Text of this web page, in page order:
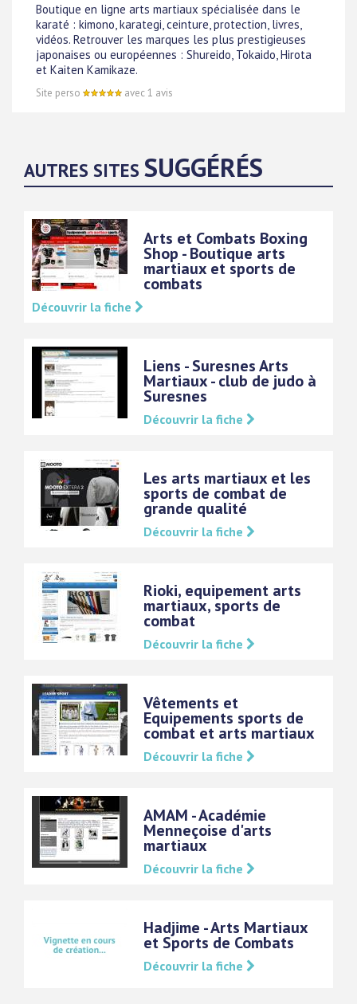
Boutique en ligne arts martiaux spécialisée dans le
karaté : kimono, karategi, ceinture, protection, livres,
vidéos. Retrouver les marques les plus prestigieuses
japonaises ou européennes : Shureido, Tokaido, Hirota
et Kaiten Kamikaze.
Site perso avec 1 avis
AUTRES SITES SUGGÉRÉS
Arts et Combats Boxing
Shop - Boutique arts
martiaux et sports de
combats
Découvrir la fiche
Liens - Suresnes Arts
Martiaux - club de judo à
Suresnes
Découvrir la fiche
Les arts martiaux et les
sports de combat de
grande qualité
Découvrir la fiche
Rioki, equipement arts
martiaux, sports de
combat
Découvrir la fiche
Vêtements et
Equipements sports de
combat et arts martiaux
Découvrir la fiche
AMAM - Académie
Menneçoise d'arts
martiaux
Découvrir la fiche
Hadjime - Arts Martiaux
et Sports de Combats
Découvrir la fiche